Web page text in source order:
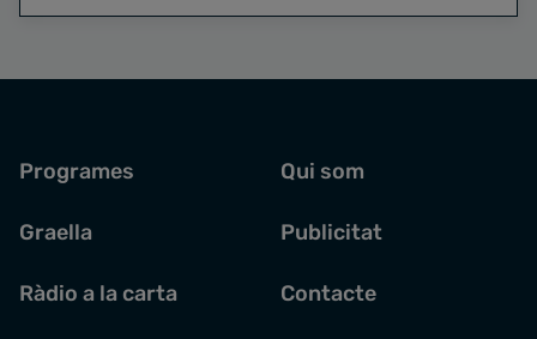
Programes
Graella
Ràdio a la carta
Qui som
Publicitat
Contacte